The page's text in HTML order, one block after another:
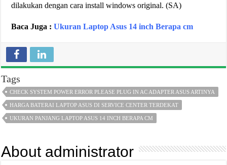
dilakukan dengan cara install windows original. (SA)
Baca Juga :Ukuran Laptop Asus 14 inch Berapa cm
Tags
CHECK SYSTEM POWER ERROR PLEASE PLUG IN AC ADAPTER ASUS ARTINYA
HARGA BATERAI LAPTOP ASUS DI SERVICE CENTER TERDEKAT
UKURAN PANJANG LAPTOP ASUS 14 INCH BERAPA CM
About administrator